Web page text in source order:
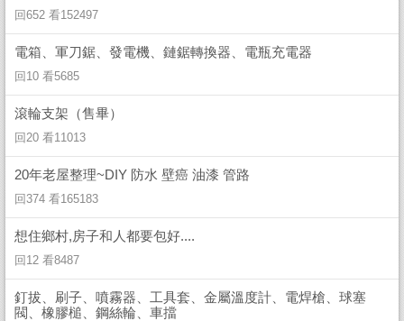
回652 看152497
電箱、軍刀鋸、發電機、鏈鋸轉換器、電瓶充電器
回10 看5685
滾輪支架（售畢）
回20 看11013
20年老屋整理~DIY 防水 壁癌 油漆 管路
回374 看165183
想住鄉村,房子和人都要包好....
回12 看8487
釘拔、刷子、噴霧器、工具套、金屬溫度計、電焊槍、球塞
閥、橡膠槌、鋼絲輪、車擋